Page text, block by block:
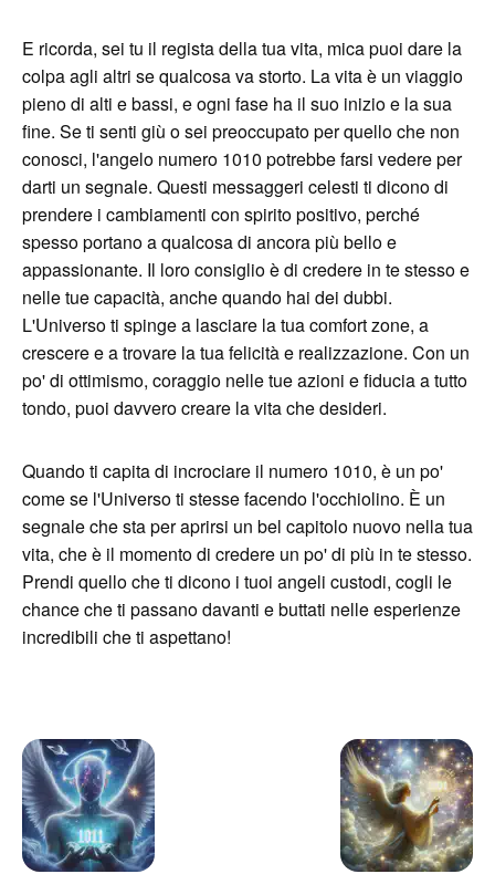
E ricorda, sei tu il regista della tua vita, mica puoi dare la
colpa agli altri se qualcosa va storto. La vita è un viaggio
pieno di alti e bassi, e ogni fase ha il suo inizio e la sua
fine. Se ti senti giù o sei preoccupato per quello che non
conosci, l'angelo numero 1010 potrebbe farsi vedere per
darti un segnale. Questi messaggeri celesti ti dicono di
prendere i cambiamenti con spirito positivo, perché
spesso portano a qualcosa di ancora più bello e
appassionante. Il loro consiglio è di credere in te stesso e
nelle tue capacità, anche quando hai dei dubbi.
L'Universo ti spinge a lasciare la tua comfort zone, a
crescere e a trovare la tua felicità e realizzazione. Con un
po' di ottimismo, coraggio nelle tue azioni e fiducia a tutto
tondo, puoi davvero creare la vita che desideri.
Quando ti capita di incrociare il numero 1010, è un po'
come se l'Universo ti stesse facendo l'occhiolino. È un
segnale che sta per aprirsi un bel capitolo nuovo nella tua
vita, che è il momento di credere un po' di più in te stesso.
Prendi quello che ti dicono i tuoi angeli custodi, cogli le
chance che ti passano davanti e buttati nelle esperienze
incredibili che ti aspettano!